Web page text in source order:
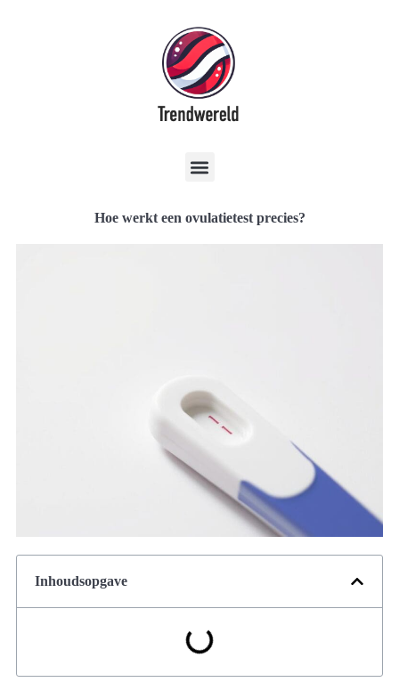
Hoe werkt een ovulatietest precies?
Inhoudsopgave